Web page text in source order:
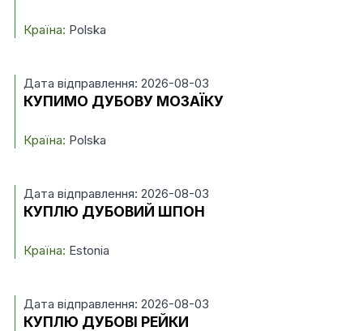
Країна: Polska
Дата відправлення: 2026-08-03
КУПИМО ДУБОВУ МОЗАЇКУ
Країна: Polska
Дата відправлення: 2026-08-03
КУПЛЮ ДУБОВИЙ ШПОН
Країна: Estonia
Дата відправлення: 2026-08-03
КУПЛЮ ДУБОВІ РЕЙКИ